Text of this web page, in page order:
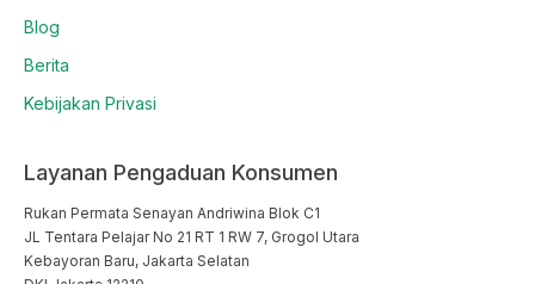
Blog
Berita
Kebijakan Privasi
Layanan Pengaduan Konsumen
Rukan Permata Senayan Andriwina Blok C1
JL Tentara Pelajar No 21 RT 1 RW 7, Grogol Utara
Kebayoran Baru, Jakarta Selatan